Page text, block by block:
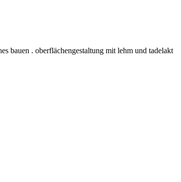
bauen . oberflächengestaltung mit lehm und tadelakt